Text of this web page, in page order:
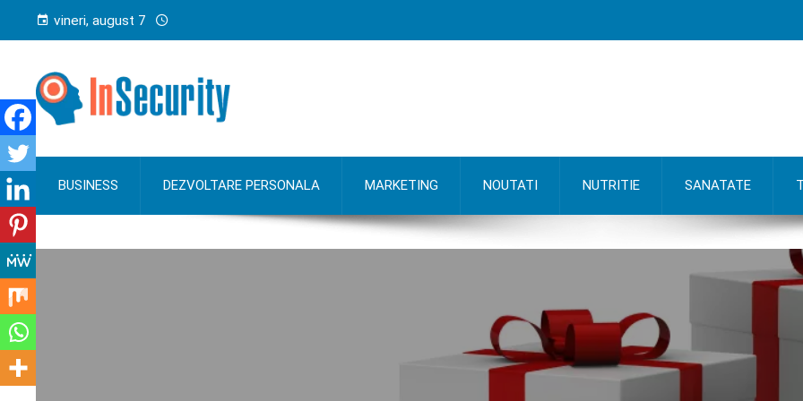
vineri, august 7
BUSINESS DEZVOLTARE PERSONALA MARKETING NOUTATI NUTRITIE SANATATE